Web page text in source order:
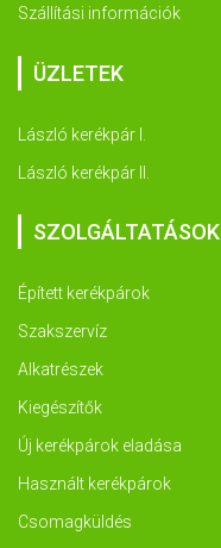
Szállítási információk
ÜZLETEK
László kerékpár I.
László kerékpár II.
SZOLGÁLTATÁSOK
Épített kerékpárok
Szakszervíz
Alkatrészek
Kiegészítők
Új kerékpárok eladása
Használt kerékpárok
Csomagküldés